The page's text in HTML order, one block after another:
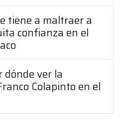
tiene a maltraer a
confianza en el
ver la
Colapinto en el